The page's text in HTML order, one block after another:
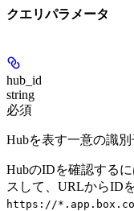
クエリパラメータ
hub_id
string
必須
Hubを表す一意の識別
HubのIDを確認する
スして、URLからID
https://